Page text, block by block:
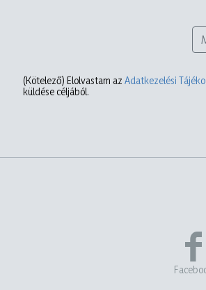
(Kötelező) Elolvastam az Adatkezelési
küldése céljából.